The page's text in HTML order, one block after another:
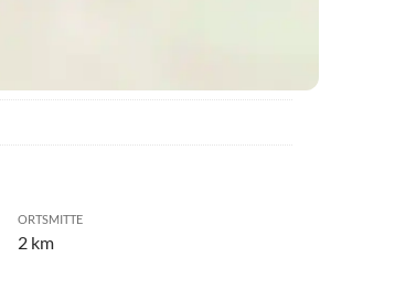
ORTSMITTE
2 km